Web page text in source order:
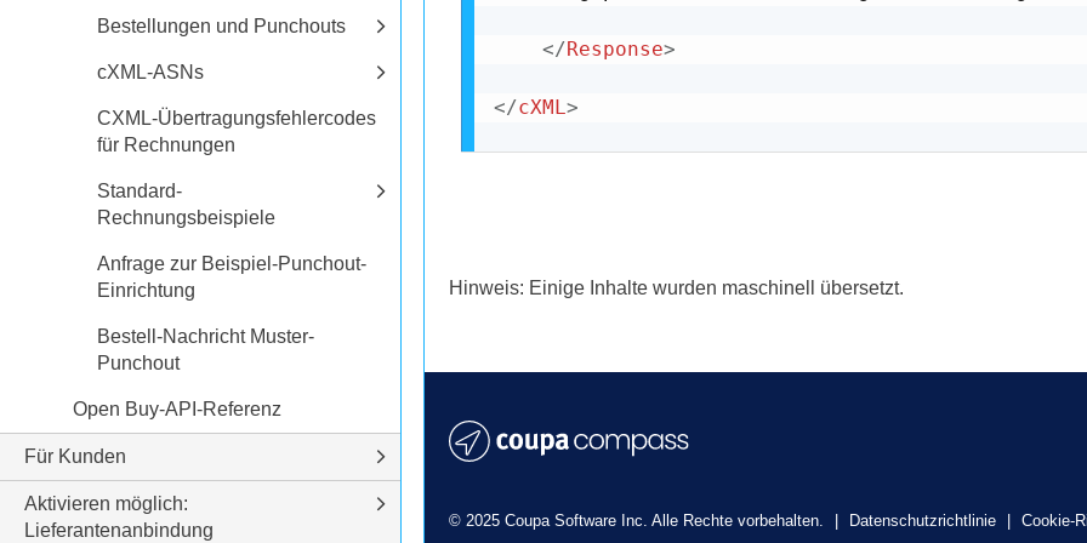
</Response>
</cXML>
Bestellungen und Punchouts
cXML-ASNs
CXML-Übertragungsfehlercodes
für Rechnungen
Standard-
Rechnungsbeispiele
Anfrage zur Beispiel-Punchout-
Einrichtung
Bestell-Nachricht Muster-
Punchout
Open Buy-API-Referenz
Für Kunden
Aktivieren möglich:
Lieferantenanbindung
Hinweis: Einige Inhalte wurden maschinell übersetzt.
© 2025 Coupa Software Inc. Alle Rechte vorbehalten. Datenschutzrichtlinie Cookie-